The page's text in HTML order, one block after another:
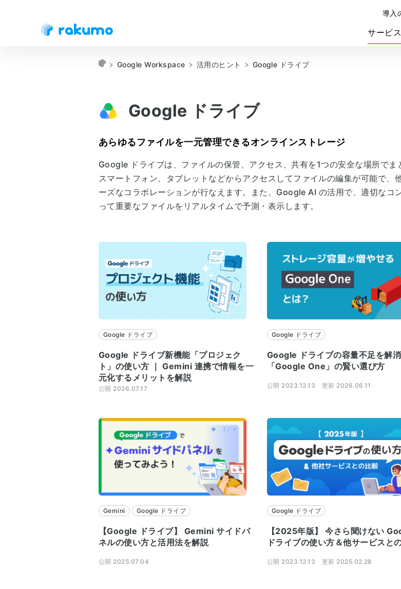
サービス
導入
Google Workspace 活用のヒント Google ドライブ
Google ドライブ
あらゆるファイルを一元管理できるオンラインストレージ
Google ドライブは、ファイルの保管、アクセス、共有を1つの安全な場所で
スマートフォン、タブレットなどからアクセスしてファイルの編集が可能で、
ーズなコラボレーションが行なえます。また、Google AI の活用で、適切なコ
って重要なファイルをリアルタイムで予測・表示します。
Google ドライブ
Google ドライブ新機能「プロジェク
ト」の使い方 ｜ Gemini 連携で情報を一
元化するメリットを解説
公開 2026.07.17
Google ドライブ
Google ドライブの容量不足を解消
「Google One」の賢い選び方
公開 2023.12.13 更新 2026.06.11
Gemini Google ドライブ
【Google ドライブ】 Gemini サイドパ
ネルの使い方と活用法を解説
公開 2025.07.04
Google ドライブ
【2025年版】 今さら聞けない
ドライブの使い方＆他サービスと
公開 2023.12.13 更新 2025.02.28